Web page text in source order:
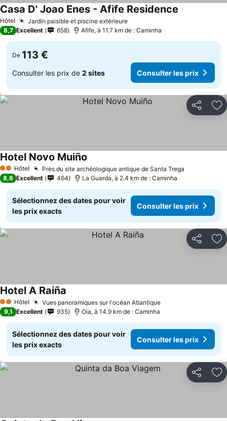
Hôtel Jardin paisible et piscine extérieureConsulter les prix
Casa D' Joao Enes - Afife Residence
8,7 Excellent 658 Afife, à 11.7 km de : Caminha
De 113 €
Consulter les prix de 2 sites Consulter les prix
Partager
2 Étoiles
Hôtel Près du site archéologique antique de Santa Trega
Hotel Novo Muiño
8,6 Excellent 464 La Guarda, à 2.4 km de : Caminha
Sélectionnez des dates pour voir
les prix exacts
Consulter les prix
Partager
2 Étoiles
Hôtel Vues panoramiques sur l'océan AtlantiqueConsulter les prix
Hotel A Raiña
9,1 Excellent 935 Oia, à 14.9 km de : Caminha
Sélectionnez des dates pour voir
les prix exacts
Consulter les prix
Partager